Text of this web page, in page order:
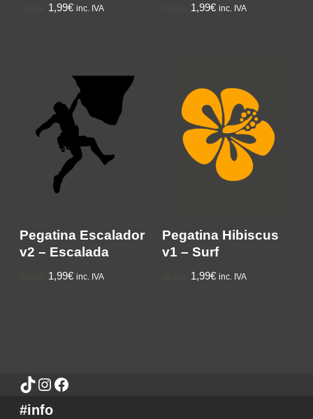
1,99€ inc. IVA 1,99€ inc. IVA
Pegatina Escalador
v2 – Escalada
1,99€ inc. IVA
Pegatina Hibiscus
v1 – Surf
1,99€ inc. IVA
#info